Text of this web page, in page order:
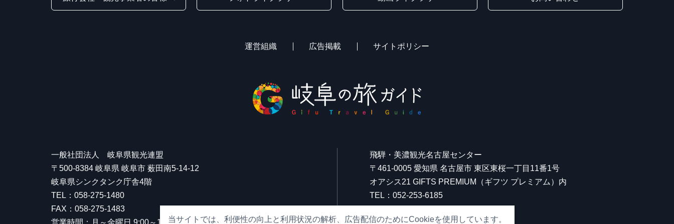
運営組織 広告掲載 サイトポリシー
一般社団法人 岐阜県観光連盟
〒500-8384 岐阜県 岐阜市 薮田南5-14-12
岐阜県シンクタンク庁舎4階
TEL：058-275-1480
FAX：058-275-1483
飛騨・美濃観光名古屋センター
〒461-0005 愛知県 名古屋市 東区東桜一丁目11番1号
オアシス21 GIFTS PREMIUM（ギフツ プレミアム）内
TEL：052-253-6185
当サイトでは、利便性の向上と利用状況の解析、広告配信のためにCookieを使用しています。